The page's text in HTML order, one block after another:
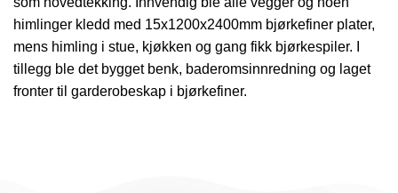
himlinger kledd med 15x1200x2400mm bjørkefiner plater,
mens himling i stue, kjøkken og gang fikk bjørkespiler. I
tillegg ble det bygget benk, baderomsinnredning og laget
fronter til garderobeskap i bjørkefiner.